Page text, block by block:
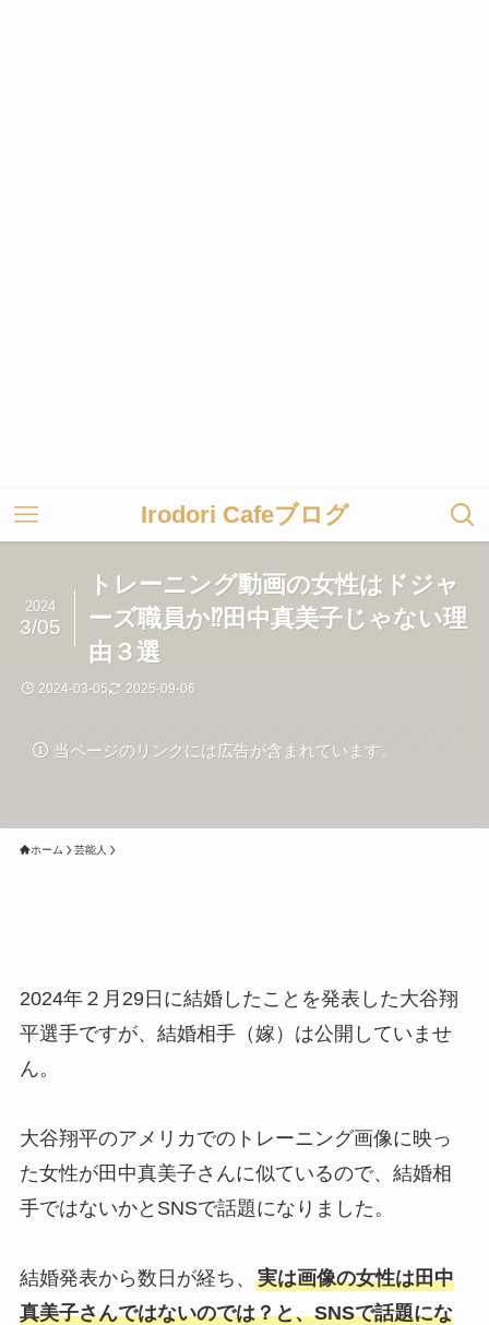
Irodori Cafeブログ
トレーニング動画の女性はドジャ
ーズ職員か⁉田中真美子じゃない理
由３選
2024
3/05
2024-03-05 2025-09-06
当ページのリンクには広告が含まれています。
ホーム 芸能人
2024年２月29日に結婚したことを発表した大谷翔
平選手ですが、結婚相手（嫁）は公開していませ
ん。
大谷翔平のアメリカでのトレーニング画像に映っ
た女性が田中真美子さんに似ているので、結婚相
手ではないかとSNSで話題になりました。
結婚発表から数日が経ち、 実は画像の女性は田中
真美子さんではないのでは？と、SNSで話題にな